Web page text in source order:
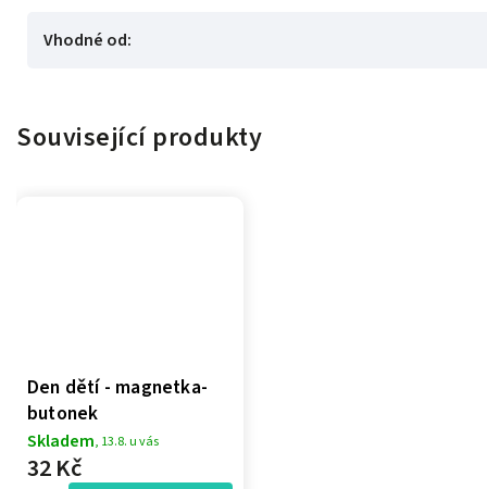
Vhodné od:
Související produkty
Den dětí - magnetka-
butonek
Skladem, 13.8. u vás
32 Kč